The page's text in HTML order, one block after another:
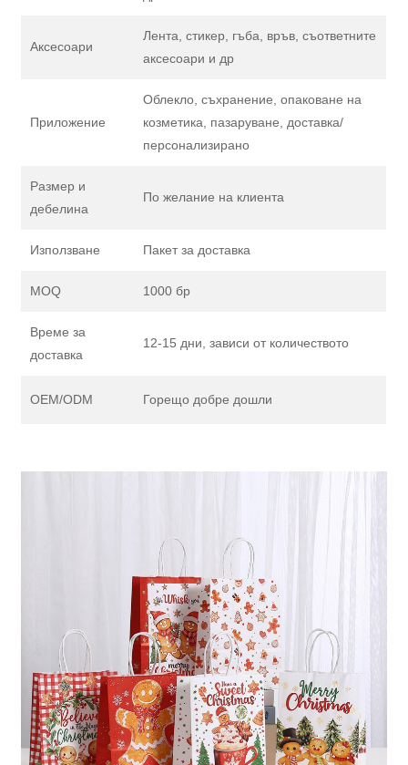
Аксесоари
Лента, стикер, гъба, връв, съответните
аксесоари и др
Приложение
Облекло, съхранение, опаковане на
козметика, пазаруване, доставка/
персонализирано
Размер и
дебелина
По желание на клиента
Използване Пакет за доставка
MOQ 1000 бр
Време за
доставка
12-15 дни, зависи от количеството
OEM/ODM Горещо добре дошли